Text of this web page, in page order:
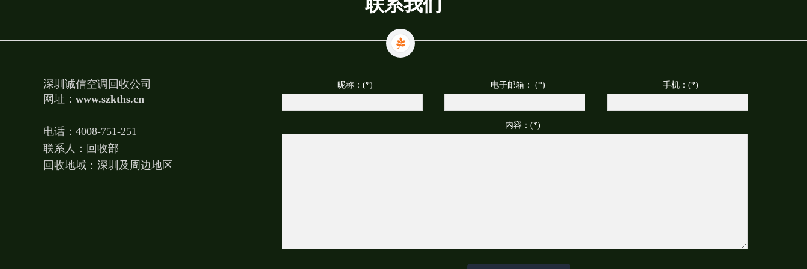
联系我们
深圳诚信空调回收公司
网址： www.szkths.cn
电话：4008-751-251
联系人：回收部
回收地域：深圳及周边地区
昵称：(*) 电子邮箱： (*) 手机：(*)
内容：(*)